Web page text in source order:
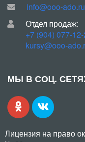
info@ooo-ado.ru
Отдел продаж:
+7 (904) 077-
kursy@ooo-
МЫ В СОЦ.
Лицензия на право